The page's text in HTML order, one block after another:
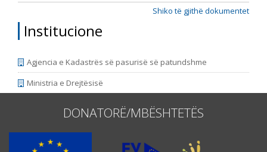
Shiko të gjithë dokumentet
Institucione
Agjencia e Kadastrës së pasurisë së patundshme
Ministria e Drejtësisë
DONATORË/MBËSHTETËS